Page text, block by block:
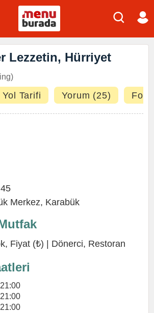
Lezzetin, Hürriyet
Yol Tarifi Yorum (25)
Merkez, Karabük
Fiyat (₺) | Dönerci, Restoran